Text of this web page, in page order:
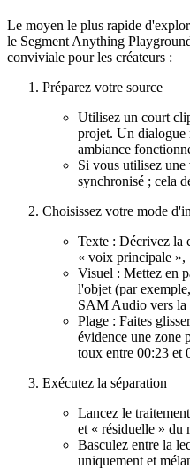
Le moyen le plus rapide
le Segment Anything
conviviale pour les créateurs :
Préparez votre source
Utilisez un court
projet. Un dialogue
ambiance
Si vous utilisez une
synchronisé ; cela
Choisissez votre mode
Texte : Décrivez la
« voix principale »,
Visuel : Mettez en
l'objet (par
SAM Audio vers la
Plage : Faites
évidence une zone
toux entre 00:23 et
Exécutez la séparation
Lancez le
et « résiduelle » du
Basculez entre la
uniquement et